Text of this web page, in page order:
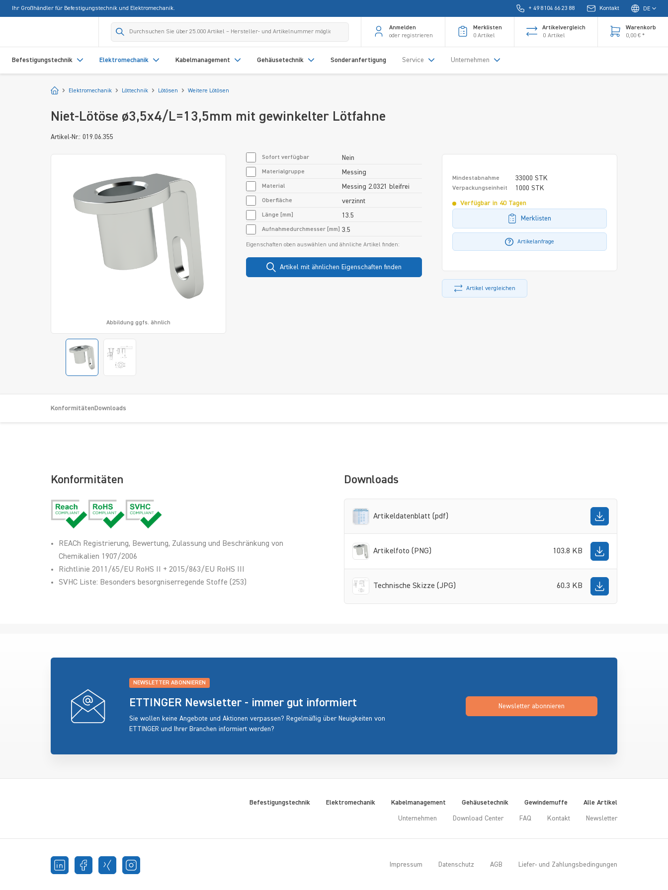
Zur Hauptnavigation springen
Ihr Großhändler für Befestigungstechnik und Elektromechanik. + 49 8104 66 23 88 Kontakt DE
Anmelden
oder registrieren
Merklisten
0 Artikel
Artikelvergleich
0 Artikel
Warenkorb
0,00 € *
Befestigungstechnik Elektromechanik Kabelmanagement Gehäusetechnik Sonderanfertigung Service Unternehmen
Startseite
Elektromechanik Löttechnik Lötösen Weitere Lötösen
Niet-Lötöse ø3,5x4/L=13,5mm mit gewinkelter Lötfahne
Artikel-Nr.: 019.06.355
Abbildung ggfs. ähnlich
Mindestabnahme 33000 STK
Verpackungseinheit 1000 STK
Verfügbar in 40 Tagen
Merklisten
Artikelanfrage
Artikel vergleichen
Sofort verfügbar Nein
Materialgruppe Messing
Material Messing 2.0321 bleifrei
Oberfläche verzinnt
Länge [mm] 13.5
Aufnahmedurchmesser [mm] 3.5
Eigenschaften oben auswählen und ähnliche Artikel finden:
Artikel mit ähnlichen Eigenschaften finden
Konformitäten Downloads
Konformitäten
REACh Registrierung, Bewertung, Zulassung und Beschränkung von
Chemikalien 1907/2006
Richtlinie 2011/65/EU RoHS II + 2015/863/EU RoHS III
SVHC Liste: Besonders besorgniserregende Stoffe (253)
Downloads
Artikeldatenblatt (pdf)
Artikelfoto (PNG) 103.8 KB
Technische Skizze (JPG) 60.3 KB
NEWSLETTER ABONNIEREN
ETTINGER Newsletter - immer gut informiert
Sie wollen keine Angebote und Aktionen verpassen? Regelmäßig über Neuigkeiten von
ETTINGER und Ihrer Branchen informiert werden?
Newsletter abonnieren
Befestigungstechnik Elektromechanik Kabelmanagement Gehäusetechnik Gewindemuffe Alle Artikel
Unternehmen Download Center FAQ Kontakt Newsletter
Impressum Datenschutz AGB Liefer- und Zahlungsbedingungen